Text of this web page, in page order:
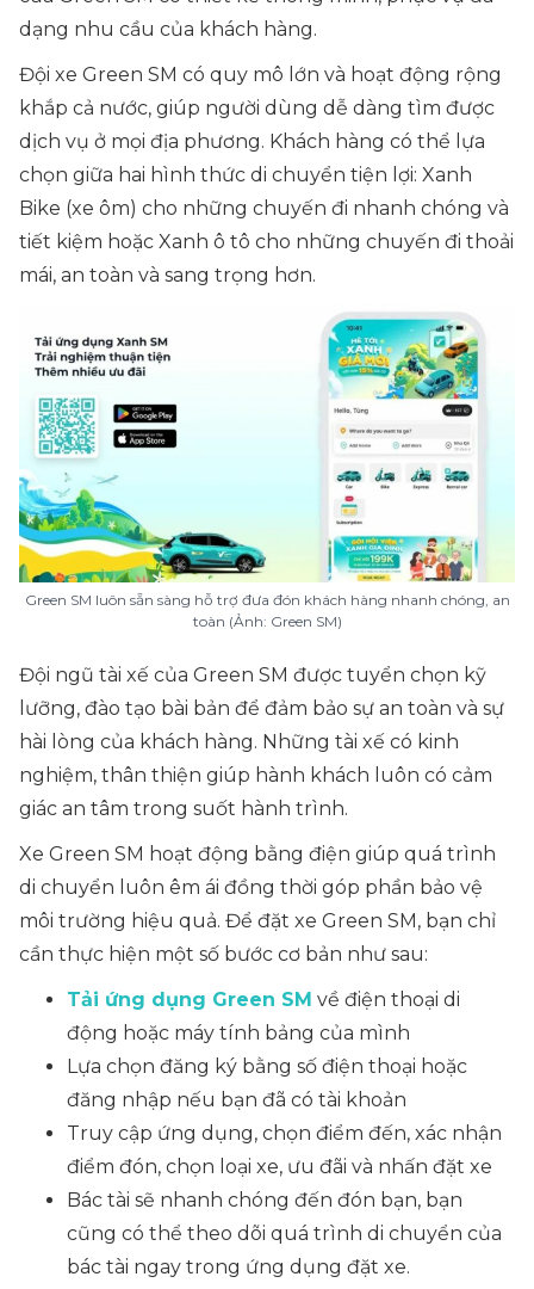
dạng nhu cầu của khách hàng.
Đội xe Green SM có quy mô lớn và hoạt động rộng
khắp cả nước, giúp người dùng dễ dàng tìm được
dịch vụ ở mọi địa phương. Khách hàng có thể lựa
chọn giữa hai hình thức di chuyển tiện lợi: Xanh
Bike (xe ôm) cho những chuyến đi nhanh chóng và
tiết kiệm hoặc Xanh ô tô cho những chuyến đi thoải
mái, an toàn và sang trọng hơn.
Green SM luôn sẵn sàng hỗ trợ đưa đón khách hàng nhanh chóng, an
toàn (Ảnh: Green SM)
Đội ngũ tài xế của Green SM được tuyển chọn kỹ
lưỡng, đào tạo bài bản để đảm bảo sự an toàn và sự
hài lòng của khách hàng. Những tài xế có kinh
nghiệm, thân thiện giúp hành khách luôn có cảm
giác an tâm trong suốt hành trình.
Xe Green SM hoạt động bằng điện giúp quá trình
di chuyển luôn êm ái đồng thời góp phần bảo vệ
môi trường hiệu quả. Để đặt xe Green SM, bạn chỉ
cần thực hiện một số bước cơ bản như sau:
Tải ứng dụng Green SM về điện thoại di
động hoặc máy tính bảng của mình
Lựa chọn đăng ký bằng số điện thoại hoặc
đăng nhập nếu bạn đã có tài khoản
Truy cập ứng dụng, chọn điểm đến, xác nhận
điểm đón, chọn loại xe, ưu đãi và nhấn đặt xe
Bác tài sẽ nhanh chóng đến đón bạn, bạn
cũng có thể theo dõi quá trình di chuyển của
bác tài ngay trong ứng dụng đặt xe.